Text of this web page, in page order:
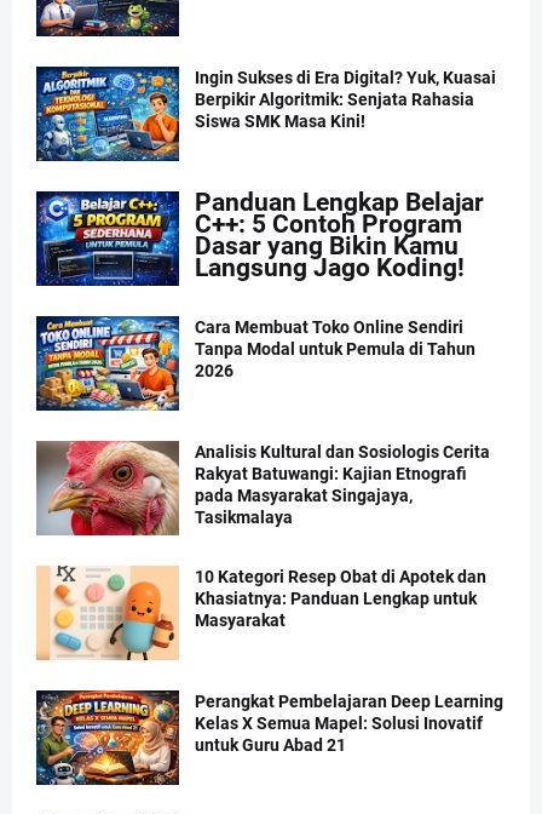
Ingin Sukses di Era Digital? Yuk, Kuasai
Berpikir Algoritmik: Senjata Rahasia
Siswa SMK Masa Kini!
Panduan Lengkap Belajar
C++: 5 Contoh Program
Dasar yang Bikin Kamu
Langsung Jago Koding!
Cara Membuat Toko Online Sendiri
Tanpa Modal untuk Pemula di Tahun
2026
Analisis Kultural dan Sosiologis Cerita
Rakyat Batuwangi: Kajian Etnografi
pada Masyarakat Singajaya,
Tasikmalaya
10 Kategori Resep Obat di Apotek dan
Khasiatnya: Panduan Lengkap untuk
Masyarakat
Perangkat Pembelajaran Deep Learning
Kelas X Semua Mapel: Solusi Inovatif
untuk Guru Abad 21